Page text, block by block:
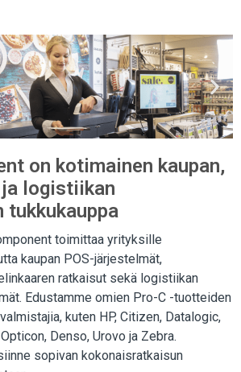
on kotimainen kaupan,
logistiikan
toimittaa yrityksille
kaupan POS-järjestelmät,
ratkaisut sekä logistiikan
Edustamme omien Pro-C -tuotteiden
kuten HP, Citizen, Datalogic,
Denso, Urovo ja Zebra.
sopivan kokonaisratkaisun